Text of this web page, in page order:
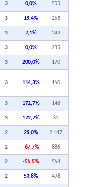
3 0,0% 505
3 15,4% 265
3 7,1% 242
3 0,0% 235
3 200,0% 170
3 114,3% 160
3 172,7% 148
3 172,7% 82
2 25,0% 2.147
2 -67,7% 886
2 -56,5% 568
2 53,8% 498